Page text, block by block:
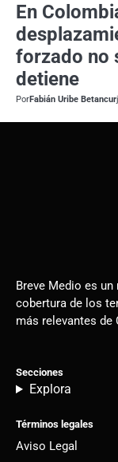
En
forzado no
detiene
PorFabián Uribe Betancur
Breve Medio es
cobertura de los
más relevantes de
Secciones
Explora
Términos legales
Aviso Legal